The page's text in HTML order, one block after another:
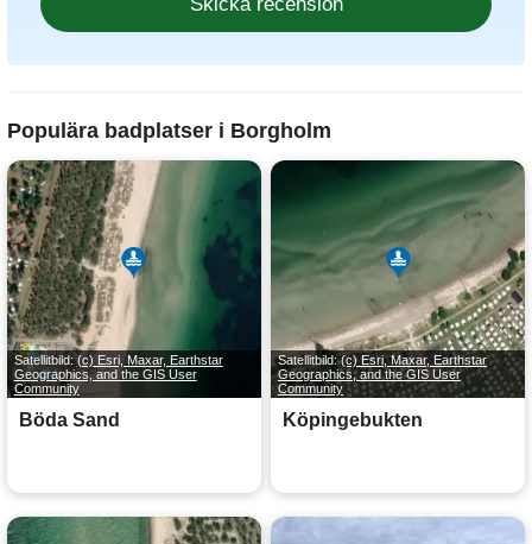
Populära badplatser i Borgholm
Satellitbild:(c) Esri, Maxar, Earthstar
Geographics, and the GIS User
Community
Böda Sand
Satellitbild:(c) Esri, Maxar, Earthstar
Geographics, and the GIS User
Community
Köpingebukten